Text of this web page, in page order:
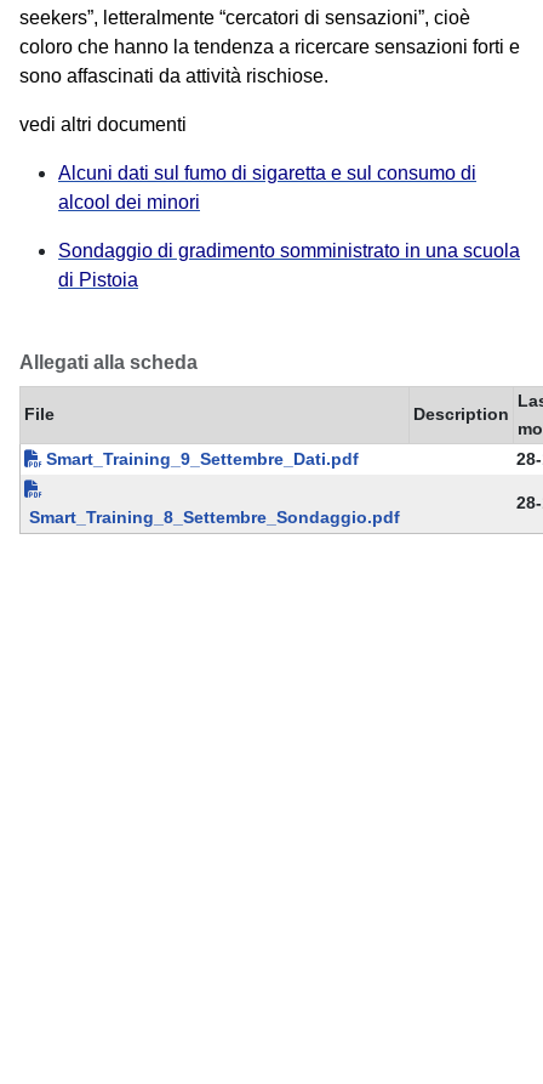
seekers”, letteralmente “cercatori di sensazioni”, cioè
coloro che hanno la tendenza a ricercare sensazioni forti e
sono affascinati da attività rischiose.
vedi altri documenti
Alcuni dati sul fumo di sigaretta e sul consumo di
alcool dei minori
Sondaggio di gradimento somministrato in una scuola
di Pistoia
Allegati alla scheda
File Description
Smart_Training_9_Settembre_Dati.pdf
Smart_Training_8_Settembre_Sondaggio.pdf